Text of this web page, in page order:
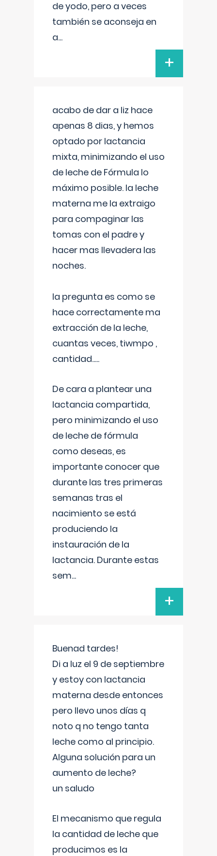
de yodo, pero a veces
también se aconseja en
a...
+
acabo de dar a liz hace
apenas 8 dias, y hemos
optado por lactancia
mixta, minimizando el uso
de leche de Fórmula lo
máximo posible. la leche
materna me la extraigo
para compaginar las
tomas con el padre y
hacer mas llevadera las
noches.
la pregunta es como se
hace correctamente ma
extracción de la leche,
cuantas veces, tiwmpo ,
cantidad.....
De cara a plantear una
lactancia compartida,
pero minimizando el uso
de leche de fórmula
como deseas, es
importante conocer que
durante las tres primeras
semanas tras el
nacimiento se está
produciendo la
instauración de la
lactancia. Durante estas
sem...
+
Buenad tardes!
Di a luz el 9 de septiembre
y estoy con lactancia
materna desde entonces
pero llevo unos días q
noto q no tengo tanta
leche como al principio.
Alguna solución para un
aumento de leche?
un saludo
El mecanismo que regula
la cantidad de leche que
producimos es la